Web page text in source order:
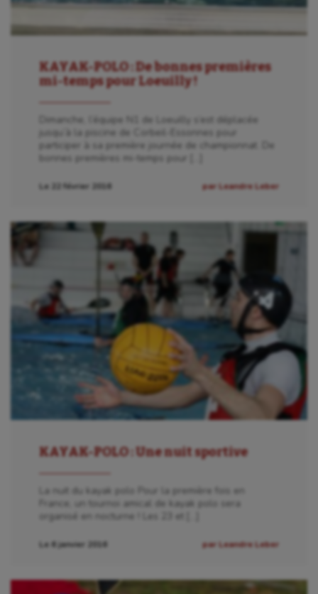
KAYAK-POLO : De bonnes premières
mi-temps pour Loeuilly !
Dimanche, l’équipe N1 de Loeuilly s’est déplacée
jusqu’à la piscine de Corbeil-Essonnes pour
participer à sa première journée de championnat. De
bonnes premières mi-temps pour […]
Le 22 février 2016 par Leandre Leber
KAYAK-POLO : Une nuit sportive
La nuit du kayak polo Pour la première fois en
France, un tournoi amical de kayak polo sera
organisé en nocturne ! Les 23 et […]
Le 6 janvier 2016 par Leandre Leber